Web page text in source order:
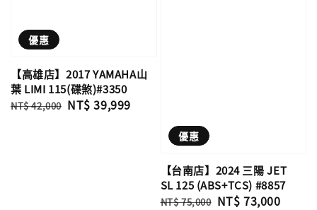
優惠
【高雄店】2017 YAMAHA山
葉 LIMI 115(碟煞)#3350
Regular
NT$ 42,000 Sale
NT$ 39,999
優惠
【台南店】2024 三陽 JET
SL 125 (ABS+TCS) #8857
Regular
NT$ 75,000 Sale
NT$ 73,000